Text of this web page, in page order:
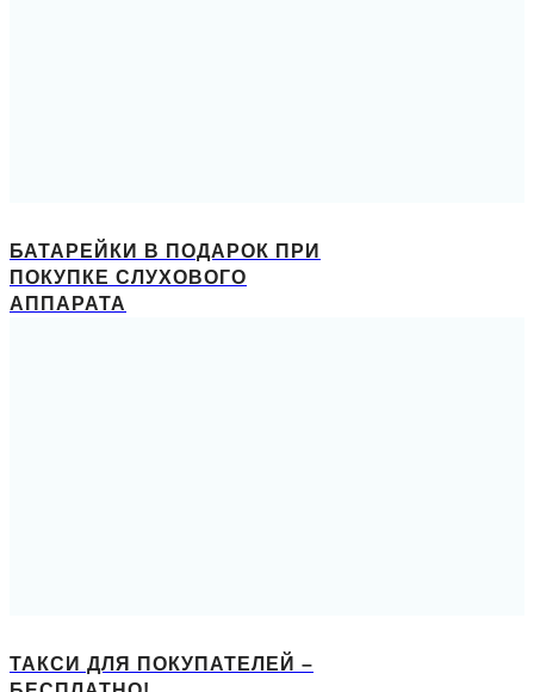
БАТАРЕЙКИ В ПОДАРОК ПРИ
ПОКУПКЕ СЛУХОВОГО
АППАРАТА
ТАКСИ ДЛЯ ПОКУПАТЕЛЕЙ –